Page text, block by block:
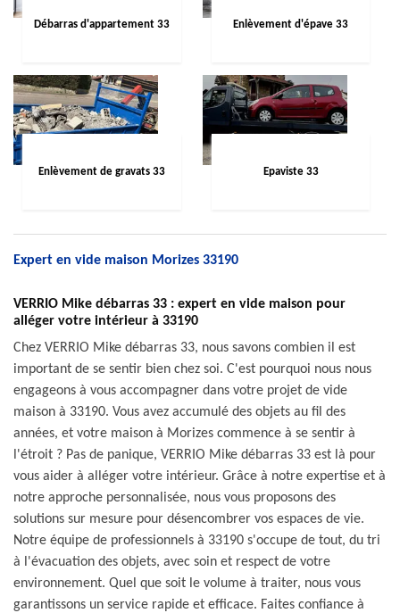
Débarras d'appartement 33 Enlèvement d'épave 33
Enlèvement de gravats 33 Epaviste 33
Expert en vide maison Morizes 33190
VERRIO Mike débarras 33 : expert en vide maison pour
alléger votre intérieur à 33190
Chez VERRIO Mike débarras 33, nous savons combien il est
important de se sentir bien chez soi. C'est pourquoi nous nous
engageons à vous accompagner dans votre projet de vide
maison à 33190. Vous avez accumulé des objets au fil des
années, et votre maison à Morizes commence à se sentir à
l'étroit ? Pas de panique, VERRIO Mike débarras 33 est là pour
vous aider à alléger votre intérieur. Grâce à notre expertise et à
notre approche personnalisée, nous vous proposons des
solutions sur mesure pour désencombrer vos espaces de vie.
Notre équipe de professionnels à 33190 s'occupe de tout, du tri
à l'évacuation des objets, avec soin et respect de votre
environnement. Quel que soit le volume à traiter, nous vous
garantissons un service rapide et efficace. Faites confiance à